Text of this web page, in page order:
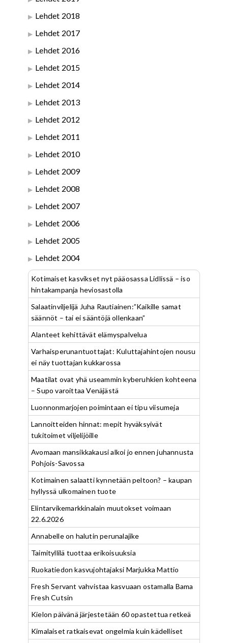
Lehdet 2018
Lehdet 2017
Lehdet 2016
Lehdet 2015
Lehdet 2014
Lehdet 2013
Lehdet 2012
Lehdet 2011
Lehdet 2010
Lehdet 2009
Lehdet 2008
Lehdet 2007
Lehdet 2006
Lehdet 2005
Lehdet 2004
Kotimaiset kasvikset nyt pääosassa Lidlissä – iso
hintakampanja heviosastolla
Salaatinviljelijä Juha Rautiainen:”Kaikille samat
säännöt – tai ei sääntöjä ollenkaan”
Alanteet kehittävät elämyspalvelua
Varhaisperunantuottajat: Kuluttajahintojen nousu
ei näy tuottajan kukkarossa
Maatilat ovat yhä useammin kyberuhkien kohteena
– Supo varoittaa Venäjästä
Luonnonmarjojen poimintaan ei tipu viisumeja
Lannoitteiden hinnat: mepit hyväksyivät
tukitoimet viljelijöille
Avomaan mansikkakausi alkoi jo ennen juhannusta
Pohjois-Savossa
Kotimainen salaatti kynnetään peltoon? – kaupan
hyllyssä ulkomainen tuote
Elintarvikemarkkinalain muutokset voimaan
22.6.2026
Annabelle on halutin perunalajike
Taimityllilä tuottaa erikoisuuksia
Ruokatiedon kasvujohtajaksi Marjukka Mattio
Fresh Servant vahvistaa kasvuaan ostamalla Bama
Fresh Cutsin
Kielon päivänä järjestetään 60 opastettua retkeä
Kimalaiset ratkaisevat ongelmia kuin kädelliset